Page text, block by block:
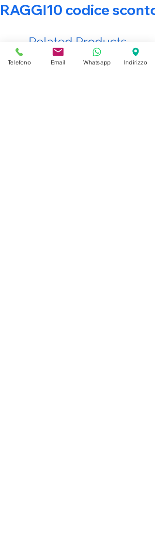
RAGGI10 codice
Related Products
Telefono Email Whatsapp Indirizzo